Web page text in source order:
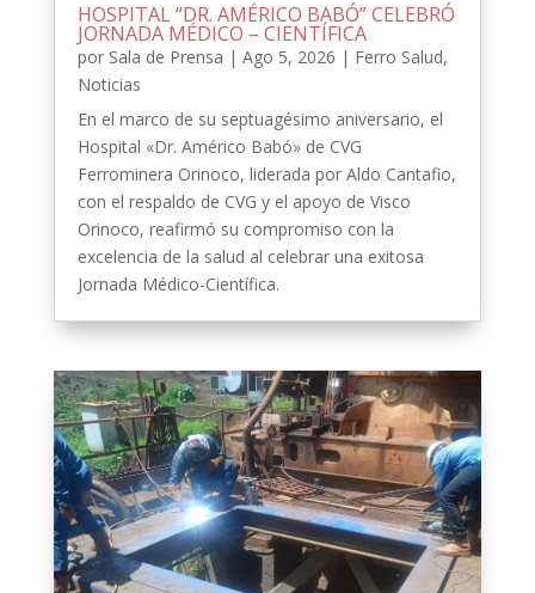
HOSPITAL “DR. AMÉRICO BABÓ” CELEBRÓ
JORNADA MÉDICO – CIENTÍFICA
por Sala de Prensa | Ago 5, 2026 | Ferro Salud,
Noticias
En el marco de su septuagésimo aniversario, el
Hospital «Dr. Américo Babó» de CVG
Ferrominera Orinoco, liderada por Aldo Cantafio,
con el respaldo de CVG y el apoyo de Visco
Orinoco, reafirmó su compromiso con la
excelencia de la salud al celebrar una exitosa
Jornada Médico-Científica.